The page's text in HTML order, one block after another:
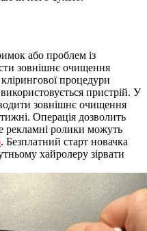
або проблем із
зовнішнє очищення
процедури
пристрій. У
зовнішнє очищення
Операція дозволить
рекламні ролики можуть
. Безплатний старт новачка
хайролеру зірвати